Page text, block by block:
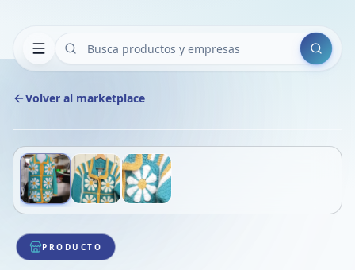
Buscar
Volver al marketplace
1/3
PRODUCTO